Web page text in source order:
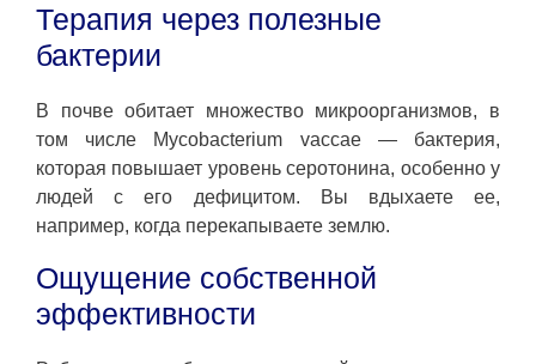
Терапия через полезные
бактерии
В почве обитает множество микроорганизмов, в
том числе Mycobacterium vaccae — бактерия,
которая повышает уровень серотонина, особенно у
людей с его дефицитом. Вы вдыхаете ее,
например, когда перекапываете землю.
Ощущение собственной
эффективности